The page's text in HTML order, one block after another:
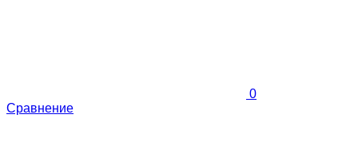
0
Сравнение